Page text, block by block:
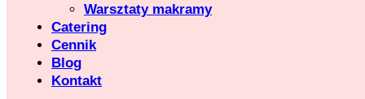
Warsztaty makramy
Catering
Cennik
Blog
Kontakt